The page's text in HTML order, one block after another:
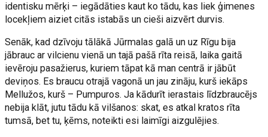
identisku mērķi – iegādāties kaut ko tādu, kas liek ģimenes
locekļiem aiziet citās istabās un cieši aizvērt durvis.
Senāk, kad dzīvoju tālākā Jūrmalas galā un uz Rīgu bija
jābrauc ar vilcienu vienā un tajā pašā rīta reisā, laika gaitā
ievēroju pasažierus, kuriem tāpat kā man centrā ir jābūt
deviņos. Es braucu otrajā vagonā un jau zināju, kurš iekāps
Mellužos, kurš – Pumpuros. Ja kādurīt ierastais līdzbraucējs
nebija klāt, jutu tādu kā vilšanos: skat, es atkal kratos rīta
tumsā, bet tu, ķēms, noteikti esi laimīgi aizgulējies.